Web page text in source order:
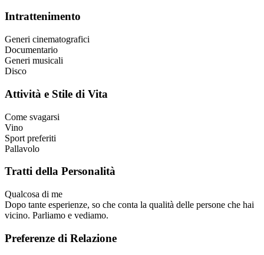
Intrattenimento
Generi cinematografici
Documentario
Generi musicali
Disco
Attività e Stile di Vita
Come svagarsi
Vino
Sport preferiti
Pallavolo
Tratti della Personalità
Qualcosa di me
Dopo tante esperienze, so che conta la qualità delle persone che hai
vicino. Parliamo e vediamo.
Preferenze di Relazione